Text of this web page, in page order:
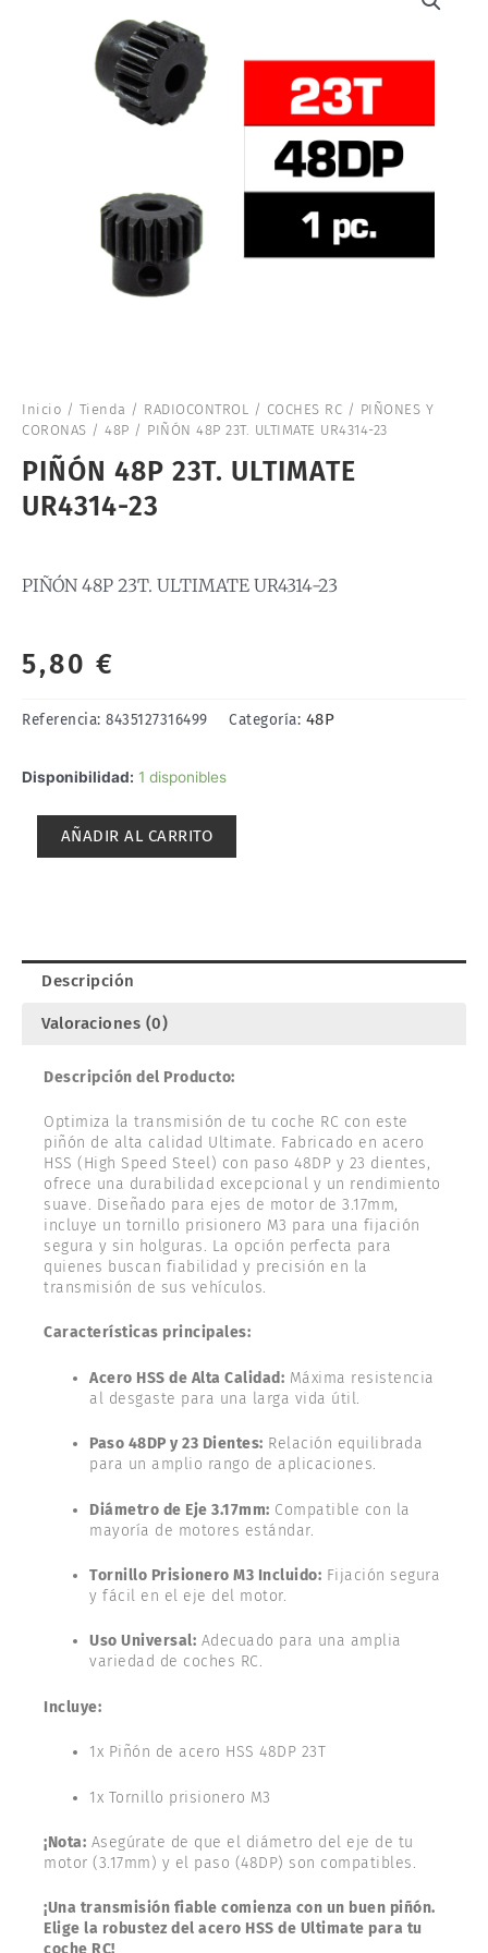
Inicio / Tienda / RADIOCONTROL / COCHES RC / PIÑONES Y
CORONAS / 48P / PIÑÓN 48P 23T. ULTIMATE UR4314-23
PIÑÓN 48P 23T. ULTIMATE
UR4314-23
PIÑÓN 48P 23T. ULTIMATE UR4314-23
5,80 €
Referencia: 8435127316499 Categoría: 48P
Disponibilidad: 1 disponibles
PIÑÓN
AÑADIR AL CARRITO
Descripción
Valoraciones (0)
Descripción del Producto:
Optimiza la transmisión de tu coche RC con este
piñón de alta calidad Ultimate. Fabricado en acero
HSS (High Speed Steel) con paso 48DP y 23 dientes,
ofrece una durabilidad excepcional y un rendimiento
suave. Diseñado para ejes de motor de 3.17mm,
incluye un tornillo prisionero M3 para una fijación
segura y sin holguras. La opción perfecta para
quienes buscan fiabilidad y precisión en la
transmisión de sus vehículos.
Características principales:
Acero HSS de Alta Calidad: Máxima resistencia
al desgaste para una larga vida útil.
Paso 48DP y 23 Dientes: Relación equilibrada
para un amplio rango de aplicaciones.
Diámetro de Eje 3.17mm: Compatible con la
mayoría de motores estándar.
Tornillo Prisionero M3 Incluido: Fijación segura
y fácil en el eje del motor.
Uso Universal: Adecuado para una amplia
variedad de coches RC.
Incluye:
1x Piñón de acero HSS 48DP 23T
1x Tornillo prisionero M3
¡Nota: Asegúrate de que el diámetro del eje de tu
motor (3.17mm) y el paso (48DP) son compatibles.
¡Una transmisión fiable comienza con un buen piñón.
Elige la robustez del acero HSS de Ultimate para tu